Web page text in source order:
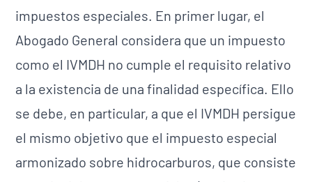
impuestos especiales. En primer lugar, el
Abogado General considera que un impuesto
como el IVMDH no cumple el requisito relativo
a la existencia de una finalidad específica. Ello
se debe, en particular, a que el IVMDH persigue
el mismo objetivo que el impuesto especial
armonizado sobre hidrocarburos, que consiste